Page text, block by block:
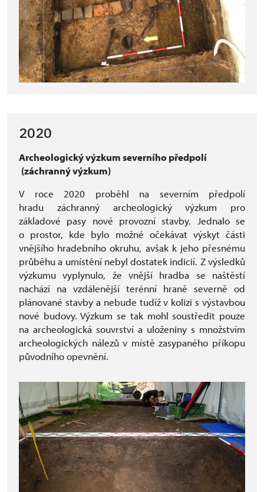
2020
Archeologický výzkum severního předpolí
(záchranný výzkum)
V roce 2020 proběhl na severním předpolí
hradu záchranný archeologický výzkum pro
základové pasy nové provozní stavby. Jednalo se
o prostor, kde bylo možné očekávat výskyt části
vnějšího hradebního okruhu, avšak k jeho přesnému
průběhu a umístění nebyl dostatek indicií. Z výsledků
výzkumu vyplynulo, že vnější hradba se naštěstí
nachází na vzdálenější terénní hraně severně od
plánované stavby a nebude tudíž v kolizi s výstavbou
nové budovy. Výzkum se tak mohl soustředit pouze
na archeologická souvrství a uloženiny s množstvím
archeologických nálezů v místě zasypaného příkopu
původního opevnění.